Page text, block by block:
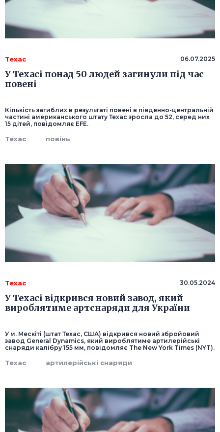
Техас 06.07.2025
У Техасі понад 50 людей загинули під час
повені
Кількість загиблих в результаті повені в південно-центральній
частині американського штату Техас зросла до 52, серед них
15 дітей, повідомляє EFE.
Техас повінь
Техас 30.05.2024
У Техасі відкрився новий завод, який
вироблятиме артснаряди для України
У м. Мескіті (штат Техас, США) відкрився новий збройовий
завод General Dynamics, який вироблятиме артилерійські
снаряди калібру 155 мм, повідомляє The New York Times (NYT).
Техас артилерійські снаряди